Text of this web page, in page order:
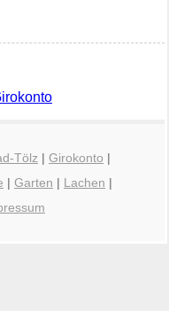
Tölz | Girokonto |
| Garten | Lachen |